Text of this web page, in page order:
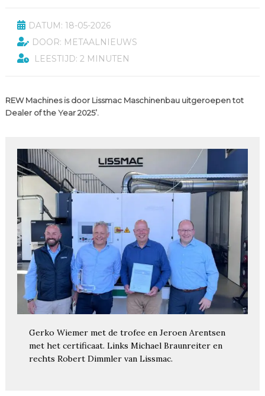
DATUM: 18-05-2026
DOOR: METAALNIEUWS
LEESTIJD: 2 MINUTEN
REW Machines is door Lissmac Maschinenbau uitgeroepen tot
Dealer of the Year 2025’.
Gerko Wiemer met de trofee en Jeroen Arentsen
met het certificaat. Links Michael Braunreiter en
rechts Robert Dimmler van Lissmac.